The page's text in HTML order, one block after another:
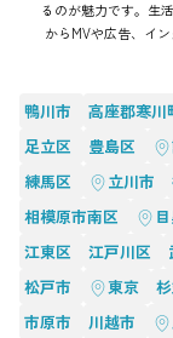
るのが魅力です。生
からMVや広告、イン
ス良好で効率的にバ
豊かな撮影を実現
鴨川市 高座郡寒川
足立区
豊島区
練馬区
立川市
相模原市南区
江東区
江戸川区
松戸市
東京
市原市
川越市